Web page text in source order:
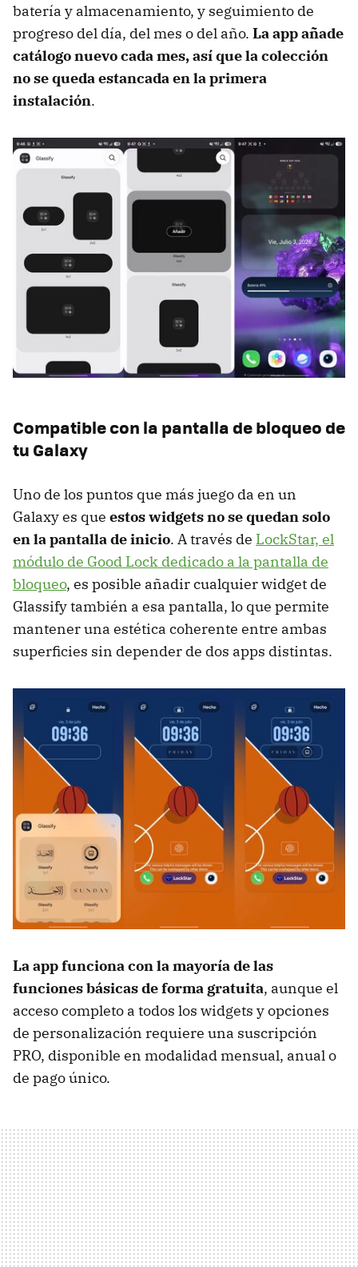
batería y almacenamiento, y seguimiento de
progreso del día, del mes o del año. La app añade
catálogo nuevo cada mes, así que la colección
no se queda estancada en la primera
instalación.
Compatible con la pantalla de bloqueo de
tu Galaxy
Uno de los puntos que más juego da en un
Galaxy es que estos widgets no se quedan solo
en la pantalla de inicio. A través de LockStar, el
módulo de Good Lock dedicado a la pantalla de
bloqueo, es posible añadir cualquier widget de
Glassify también a esa pantalla, lo que permite
mantener una estética coherente entre ambas
superficies sin depender de dos apps distintas.
La app funciona con la mayoría de las
funciones básicas de forma gratuita, aunque el
acceso completo a todos los widgets y opciones
de personalización requiere una suscripción
PRO, disponible en modalidad mensual, anual o
de pago único.